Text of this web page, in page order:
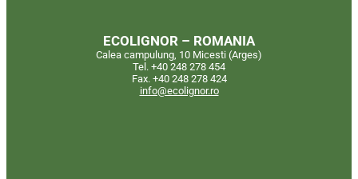
ECOLIGNOR – ROMANIA
Calea campulung, 10 Micesti (Arges)
Tel. +40 248 278 454
Fax. +40 248 278 424
info@ecolignor.ro